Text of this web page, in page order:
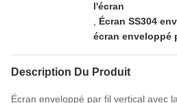
l'écran
Écran SS304
écran enveloppé
Description Du Produit
Écran enveloppé par fil vertical avec